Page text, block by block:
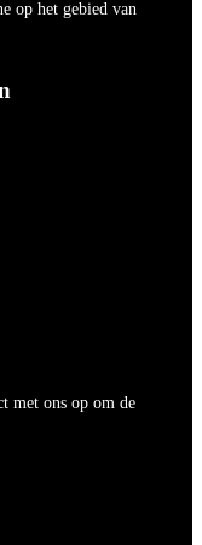
op het gebied van
met ons op om de